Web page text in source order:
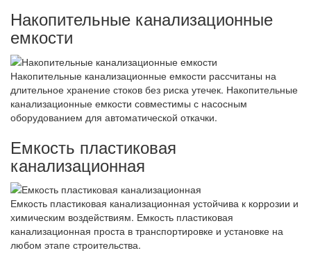
Накопительные канализационные
емкости
Накопительные канализационные емкости рассчитаны на
длительное хранение стоков без риска утечек. Накопительные
канализационные емкости совместимы с насосным
оборудованием для автоматической откачки.
Емкость пластиковая
канализационная
Емкость пластиковая канализационная устойчива к коррозии и
химическим воздействиям. Емкость пластиковая
канализационная проста в транспортировке и установке на
любом этапе строительства.